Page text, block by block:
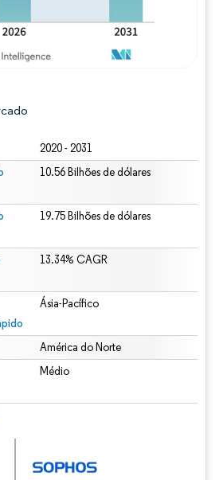
2020 - 2031
10.56 Bilhões de dólares
19.75 Bilhões de dólares
13.34% CAGR
Ásia-Pacífico
América do Norte
Médio
O reuso requer atribuição conforme CC BY 4.0.